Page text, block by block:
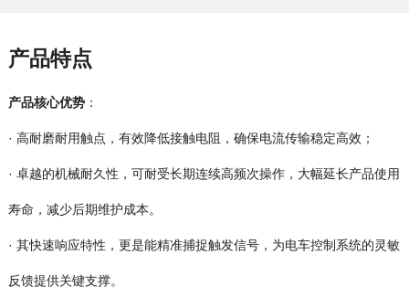
产品特点
产品核心优势：
· 高耐磨耐用触点，有效降低接触电阻，确保电流传输稳定高效；
·
寿命，减少后期维护成本。
·
反馈提供关键支撑。